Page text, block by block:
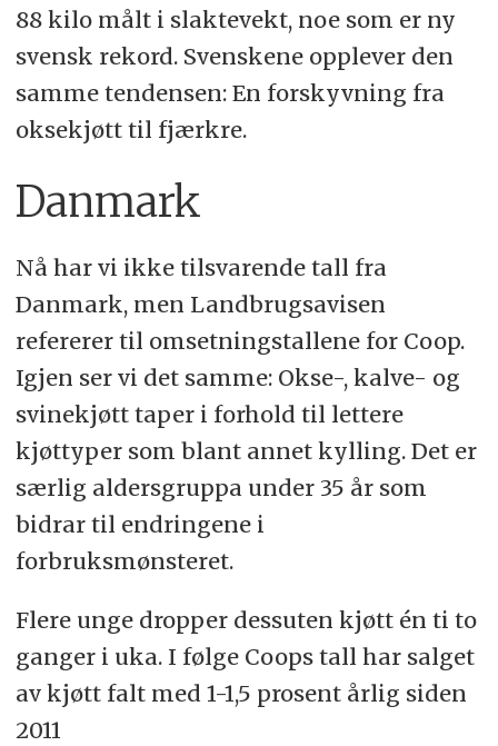
88 kilo målt i slaktevekt, noe som er ny
svensk rekord. Svenskene opplever den
samme tendensen: En forskyvning fra
oksekjøtt til fjærkre.
Danmark
Nå har vi ikke tilsvarende tall fra
Danmark, men Landbrugsavisen
refererer til omsetningstallene for Coop.
Igjen ser vi det samme: Okse-, kalve- og
svinekjøtt taper i forhold til lettere
kjøttyper som blant annet kylling. Det er
særlig aldersgruppa under 35 år som
bidrar til endringene i
forbruksmønsteret.
Flere unge dropper dessuten kjøtt én ti to
ganger i uka. I følge Coops tall har salget
av kjøtt falt med 1-1,5 prosent årlig siden
2011